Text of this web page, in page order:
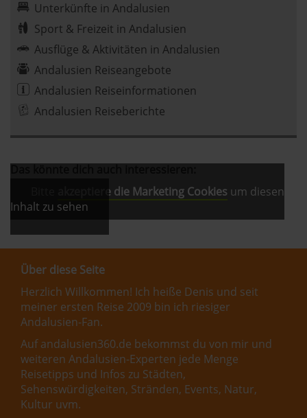
Unterkünfte in Andalusien
Sport & Freizeit in Andalusien
Ausflüge & Aktivitäten in Andalusien
Andalusien Reiseangebote
Andalusien Reiseinformationen
Andalusien Reiseberichte
akzeptiere die Marketing Cookies um diesen
Inhalt zu sehen
Über diese Seite
Herzlich Willkommen! Ich heiße Denis und seit
meiner ersten Reise 2009 bin ich riesiger
Andalusien-Fan.
Auf andalusien360.de bekommst du von mir und
weiteren Andalusien-Experten jede Menge
Reisetipps und Infos zu Städten,
Sehenswürdigkeiten, Stränden, Events, Natur,
Kultur uvm.